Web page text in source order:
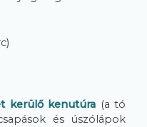
kerülő kenutúra (a tó
és úszólápok